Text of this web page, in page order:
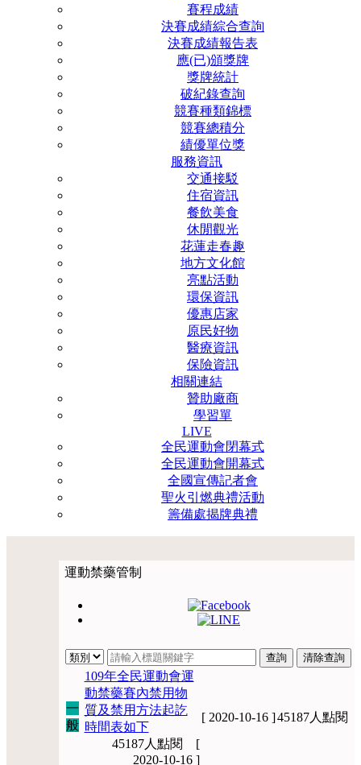
賽程成績
決賽成績綜合查詢
決賽成績報告表
應(已)頒獎牌
獎牌統計
破紀錄查詢
競賽種類錦標
競賽總積分
績優單位獎
服務資訊
交通接駁
住宿資訊
餐飲美食
休閒觀光
花蓮走春趣
地方文化館
亮點活動
環保資訊
優惠店家
原民好物
醫療資訊
保險資訊
相關連結
贊助廠商
學習單
LIVE
全民運動會閉幕式
全民運動會開幕式
全國宣傳記者會
聖火引燃典禮活動
籌備處揭牌典禮
運動禁藥管制
一
般
109年全民運動會運
動禁藥賽內禁用物
質及禁用方法起訖
時間表如下
45187人點閱 [
2020-10-16 ]
[ 2020-10-16 ]45187人點閱